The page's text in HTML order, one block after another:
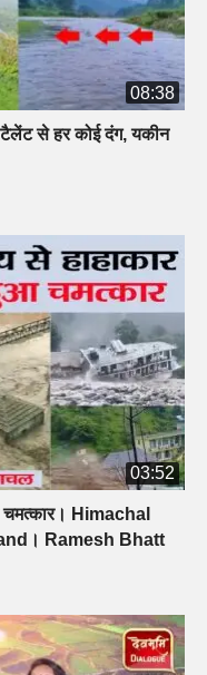
08:38
से हर कोई दंग, यकीन
03:52
चमत्कार। Himachal
Ramesh Bhatt